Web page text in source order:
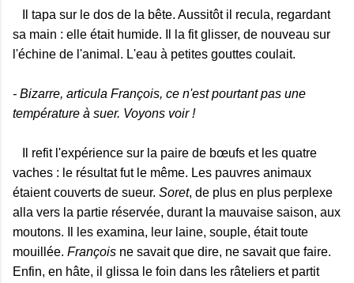
Il tapa sur le dos de la bête. Aussitôt il recula, regardant
sa main : elle était humide. Il la fit glisser, de nouveau sur
l'échine de l'animal. L'eau à petites gouttes coulait.
- Bizarre, articula François, ce n'est pourtant pas une
température à suer. Voyons voir !
Il refit l'expérience sur la paire de bœufs et les quatre
vaches : le résultat fut le même. Les pauvres animaux
étaient couverts de sueur. Soret, de plus en plus perplexe
alla vers la partie réservée, durant la mauvaise saison, aux
moutons. Il les examina, leur laine, souple, était toute
mouillée. François ne savait que dire, ne savait que faire.
Enfin, en hâte, il glissa le foin dans les râteliers et partit